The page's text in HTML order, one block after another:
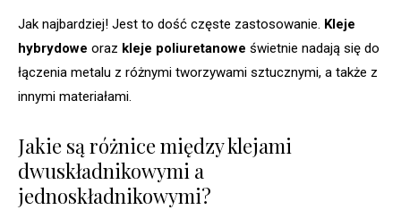
Jak najbardziej! Jest to dość częste zastosowanie. Kleje
hybrydowe oraz kleje poliuretanowe świetnie nadają się do
łączenia metalu z różnymi tworzywami sztucznymi, a także z
innymi materiałami.
Jakie są różnice między klejami
dwuskładnikowymi a
jednoskładnikowymi?